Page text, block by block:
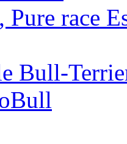
Pure race
Bull-